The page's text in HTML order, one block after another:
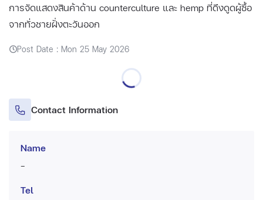
การจัดแสดงสินค้าด้าน counterculture และ hemp ที่ดึงดูดผู้ซื้อ
จากทั่วชายฝั่งตะวันออก
Post Date : Mon 25 May 2026
Contact Information
Name
-
Tel